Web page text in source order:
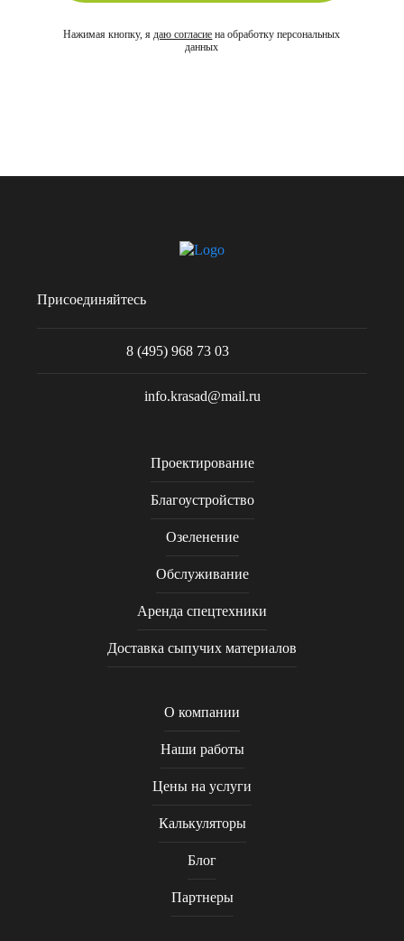
Нажимая кнопку, ядаю согласие на обработку персональных
данных
Присоединяйтесь
8 (495) 968 73 03
info.krasad@mail.ru
Проектирование
Благоустройство
Озеленение
Обслуживание
Аренда спецтехники
Доставка сыпучих материалов
О компании
Наши работы
Цены на услуги
Калькуляторы
Блог
Партнеры